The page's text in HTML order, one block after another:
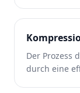
Der Prozess
durch eine